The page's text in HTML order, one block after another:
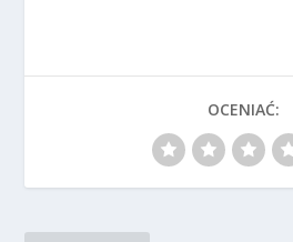
OCENIAĆ: